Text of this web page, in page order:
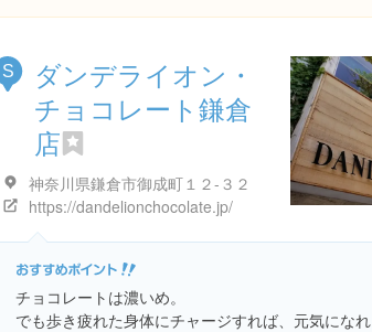
S
ダンデライオン・
チョコレート鎌倉
店
神奈川県鎌倉市御成町１２-３２
https://dandelionchocolate.jp/
チョコレートは濃いめ。
でも歩き疲れた身体にチャージすれば、元気になれ